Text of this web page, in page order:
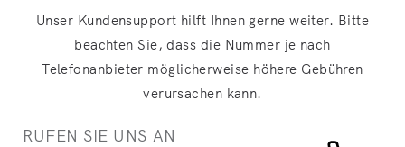
Unser Kundensupport hilft Ihnen gerne weiter. Bitte
beachten Sie, dass die Nummer je nach
Telefonanbieter möglicherweise höhere Gebühren
verursachen kann.
RUFEN SIE UNS AN